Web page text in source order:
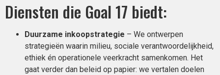
Diensten die Goal 17 biedt:
Duurzame inkoopstrategie – We ontwerpen
strategieën waarin milieu, sociale verantwoordelijkheid,
ethiek én operationele veerkracht samenkomen. Het
gaat verder dan beleid op papier: we vertalen doelen